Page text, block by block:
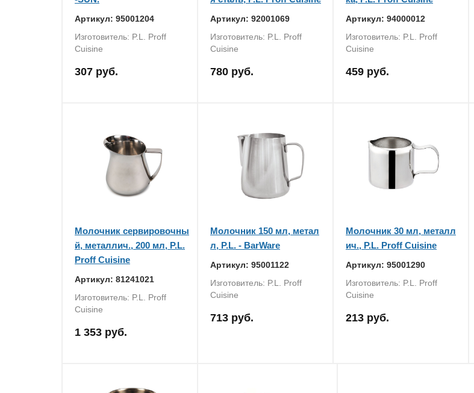
Артикул: 95001204
Изготовитель: P.L. Proff
Cuisine
307 руб.
Артикул: 92001069
Изготовитель: P.L. Proff
Cuisine
780 руб.
Артикул: 94000012
Изготовитель: P.L. Proff
Cuisine
459 руб.
Молочник сервировочны
й, металлич., 200 мл, P.L.
Proff Cuisine
Артикул: 81241021
Изготовитель: P.L. Proff
Cuisine
1 353 руб.
Молочник 150 мл, метал
л, P.L. - BarWare
Артикул: 95001122
Изготовитель: P.L. Proff
Cuisine
713 руб.
Молочник 30 мл, металл
ич., P.L. Proff Cuisine
Артикул: 95001290
Изготовитель: P.L. Proff
Cuisine
213 руб.